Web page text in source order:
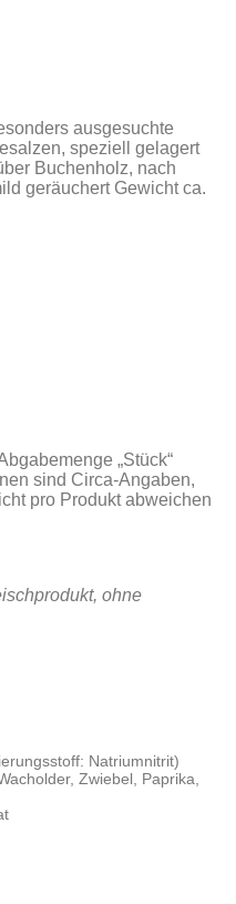
ausgesuchte
speziell gelagert
Buchenholz, nach
geräuchert Gewicht ca.
„Stück“
sind Circa-Angaben,
pro Produkt abweichen
ohne
Natriumnitrit)
Zwiebel, Paprika,